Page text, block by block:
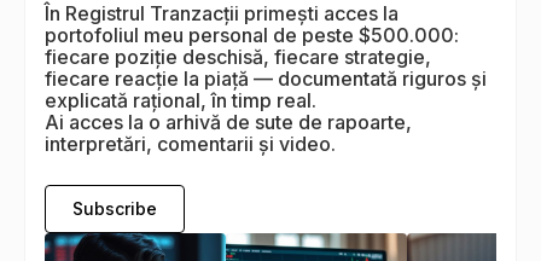
În Registrul Tranzacții primești acces la
portofoliul meu personal de peste $500.000:
fiecare poziție deschisă, fiecare strategie,
fiecare reacție la piață — documentată riguros și
explicată rațional, în timp real.
Ai acces la o arhivă de sute de rapoarte,
interpretări, comentarii și video.
Subscribe